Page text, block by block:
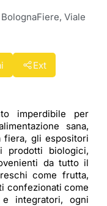
Viale
Ext
imperdibile per
sana,
fiera, gli espositori
prodotti biologici,
da tutto il
come frutta,
confezionati come
integratori, ogni